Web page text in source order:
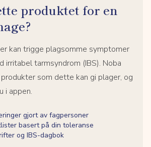
produktet for en
kan trigge plagsomme symptomer
irritabel tarmsyndrom (IBS). Noba
som dette kan gi plager, og
i appen.
gjort av fagpersoner
basert på din toleranse
og IBS-dagbok